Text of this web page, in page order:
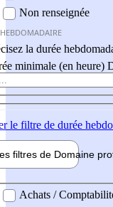
Non renseignée
la durée
minimale (en heure)
le filtre de durée
filtres de Domaine pro
professionel
Achats /